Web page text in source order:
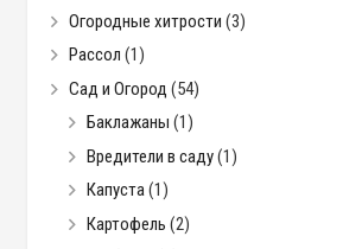
Огородные хитрости (3)
Рассол (1)
Сад и Огород (54)
Баклажаны (1)
Вредители в саду(1)
Капуста(1)
Картофель (2)